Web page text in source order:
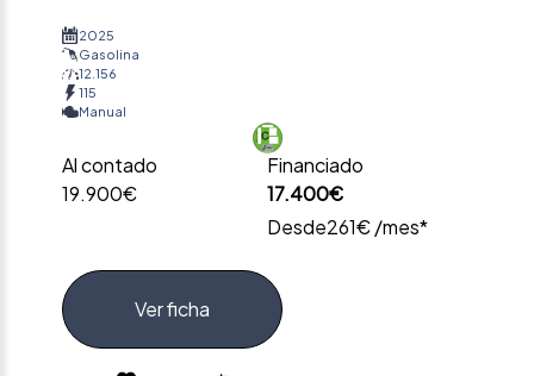
2025
Gasolina
12.156
115
Manual
Al contado
19.900€
Financiado
17.400€
Desde261€ /mes*
Ver ficha